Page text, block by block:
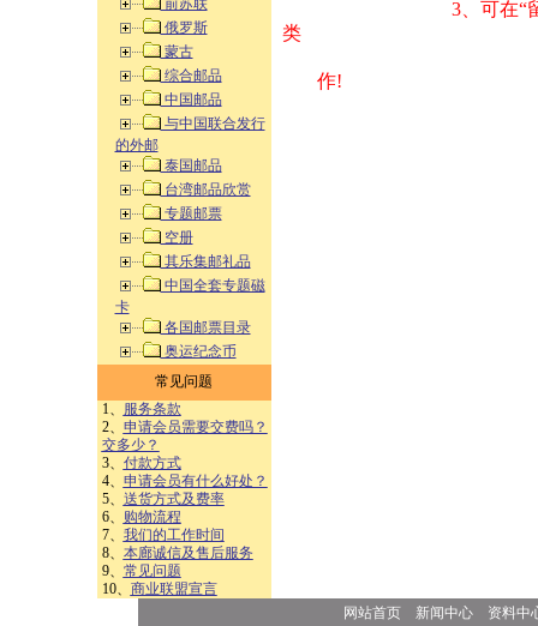
俄罗斯
蒙古
综合邮品
中国邮品
与中国联合发行
的外邮
泰国邮品
台湾邮品欣赏
专题邮票
空册
其乐集邮礼品
中国全套专题磁
卡
各国邮票目录
奥运纪念币
常见问题
1、
服务条款
2、 申请会员需要交费吗？
交多少？
3、 付款方式
4、 申请会员有什么好处？
5、 送货方式及费率
6、
购物流程
7、 我们的工作时间
8、 本廊诚信及售后服务
9、 常见问题
10、 商业联盟宣言
3、可在“
类 方式告之
作!
网站首页 新闻中心
资料中